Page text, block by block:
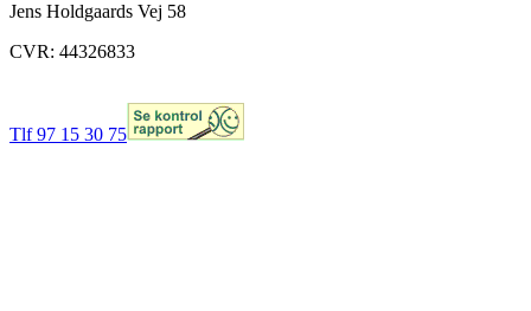
Jens Holdgaards Vej 58
CVR: 44326833
Tlf 97 15 30 75